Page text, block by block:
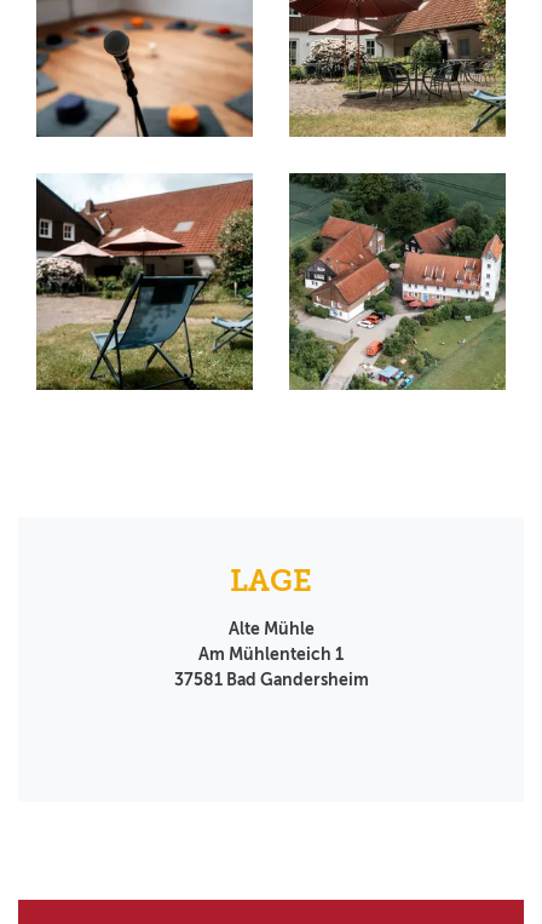
LAGE
Alte Mühle
Am Mühlenteich 1
37581 Bad Gandersheim